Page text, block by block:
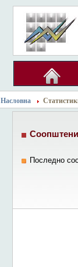
Насловна
Последно